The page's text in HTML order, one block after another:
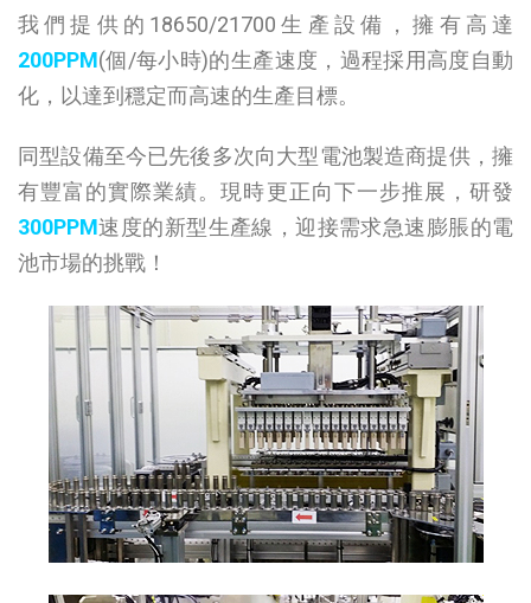
我們提供的18650/21700生產設備，擁有高達
200PPM(個/每小時)的生產速度，過程採用高度自動
化，以達到穩定而高速的生產目標。
同型設備至今已先後多次向大型電池製造商提供，擁
有豐富的實際業績。現時更正向下一步推展，研發
300PPM速度的新型生產線，迎接需求急速膨脹的電
池市場的挑戰！